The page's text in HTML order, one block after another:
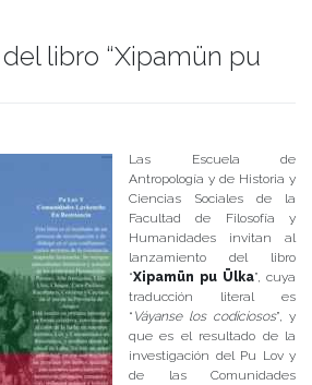
libro “Xipamün pu
Las Escuela de
Antropología y de Historia y
Ciencias Sociales de la
Facultad de Filosofía y
Humanidades invitan al
lanzamiento del libro
“Xipamün pu Ülka”, cuya
traducción literal es
“ Váyanse los codiciosos”, y
que es el resultado de la
investigación del Pu Lov y
de las Comunidades